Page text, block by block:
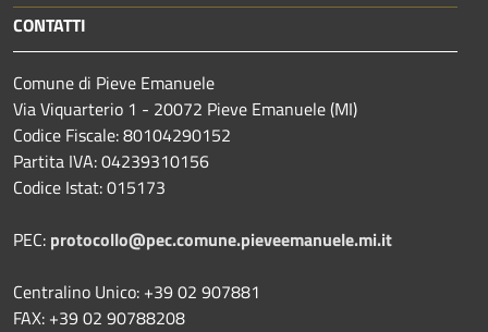
CONTATTI
Comune di Pieve Emanuele
Via Viquarterio 1 - 20072 Pieve Emanuele (MI)
Codice Fiscale: 80104290152
Partita IVA: 04239310156
Codice Istat: 015173
PEC: protocollo@pec.comune.pieveemanuele.mi.it
Centralino Unico: +39 02 907881
FAX: +39 02 90788208